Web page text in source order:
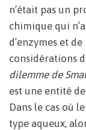
n’était pas un
chimique qui
d’enzymes et
considérations
dilemme de
est une entité
Dans le cas où
type aqueux,